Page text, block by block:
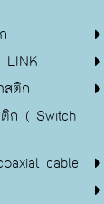
สติก
ก ( Switch
cable